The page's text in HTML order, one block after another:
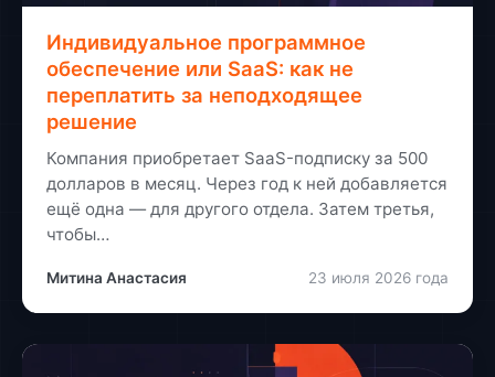
Индивидуальное программное
обеспечение или SaaS: как не
переплатить за неподходящее
решение
Компания приобретает SaaS-подписку за 500
долларов в месяц. Через год к ней добавляется
ещё одна — для другого отдела. Затем третья,
чтобы…
Митина Анастасия 23 июля 2026 года